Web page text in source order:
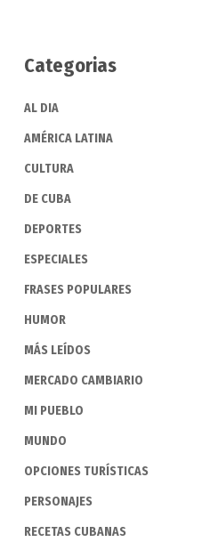
Categorias
AL DIA
AMÉRICA LATINA
CULTURA
DE CUBA
DEPORTES
ESPECIALES
FRASES POPULARES
HUMOR
MÁS LEÍDOS
MERCADO CAMBIARIO
MI PUEBLO
MUNDO
OPCIONES TURÍSTICAS
PERSONAJES
RECETAS CUBANAS